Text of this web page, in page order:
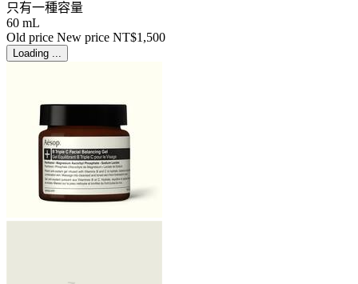
只有一種容量
60 mL
Old price New price NT$1,500
Loading ...